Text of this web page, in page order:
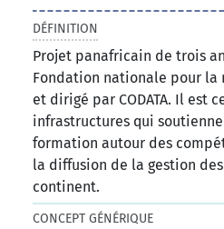
DÉFINITION
Projet panafricain de trois
Fondation nationale pour la
et dirigé par CODATA. Il est
infrastructures qui
formation autour des
la diffusion de la gestion
continent.
CONCEPT GÉNÉRIQUE